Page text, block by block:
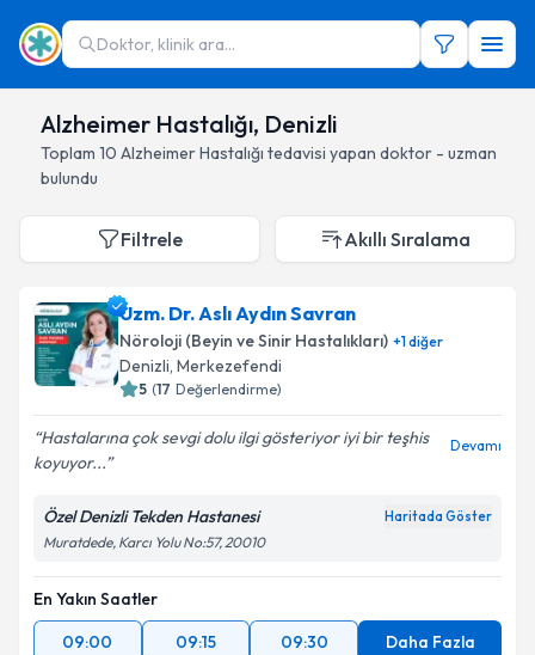
Doktor, klinik ara...
Alzheimer Hastalığı, Denizli
Toplam 10 Alzheimer Hastalığı tedavisi yapan doktor - uzman
bulundu
Filtrele Akıllı Sıralama
Uzm. Dr. Aslı Aydın Savran
Nöroloji (Beyin ve Sinir Hastalıkları) +1diğer
Denizli, Merkezefendi
5 (17 Değerlendirme)
Hastalarına çok sevgi dolu ilgi gösteriyor iyi bir teşhis
koyuyor...
Devamı
Özel Denizli Tekden Hastanesi Haritada Göster
Muratdede, Karcı Yolu No:57, 20010
En Yakın Saatler
09:00
09:15 09:30 Daha Fazla